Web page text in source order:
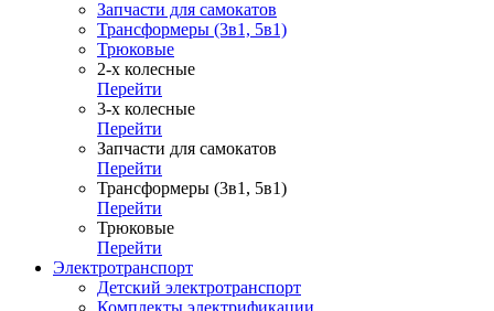
Запчасти для самокатов
Трансформеры (3в1, 5в1)
Трюковые
2-х колесные
Перейти
3-х колесные
Перейти
Запчасти для самокатов
Перейти
Трансформеры (3в1, 5в1)
Перейти
Трюковые
Перейти
Электротранспорт
Детский электротранспорт
Комплекты электрификации